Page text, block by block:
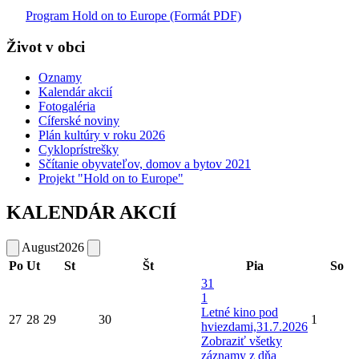
Program Hold on to Europe (Formát PDF)
Život v obci
Oznamy
Kalendár akcií
Fotogaléria
Cíferské noviny
Plán kultúry v roku 2026
Cykloprístrešky
Sčítanie obyvateľov, domov a bytov 2021
Projekt "Hold on to Europe"
KALENDÁR AKCIÍ
August2026
Po Ut St Št Pia So
27 28 29 30
31
1
Letné kino pod
hviezdami,31.7.2026
Zobraziť všetky
záznamy z dňa
1